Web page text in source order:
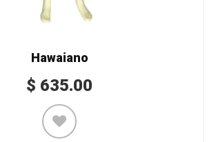
Hawaiano
$ 635.00